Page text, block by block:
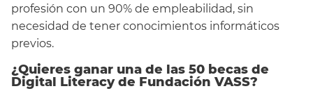
profesión con un 90% de empleabilidad, sin
necesidad de tener conocimientos informáticos
previos.
¿Quieres ganar una de las 50 becas de
Digital Literacy de Fundación VASS?